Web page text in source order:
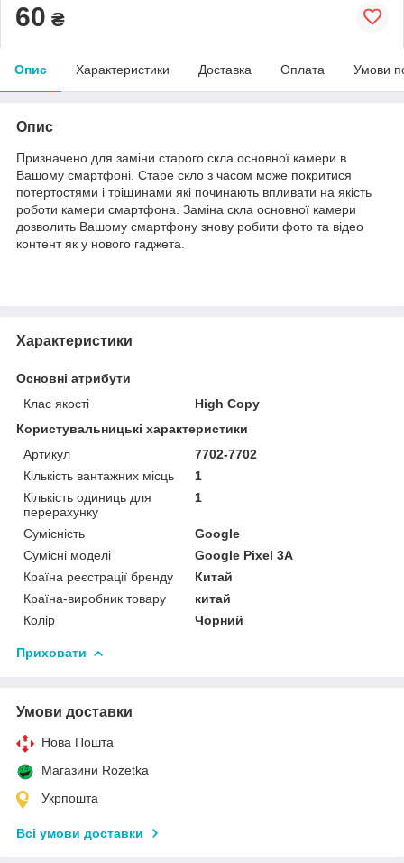
60 ₴
Опис Характеристики Доставка Оплата Умови
Опис
Призначено для заміни старого скла основної камери в
Вашому смартфоні. Старе скло з часом може покритися
потертостями і тріщинами які починають впливати на якість
роботи камери смартфона. Заміна скла основної камери
дозволить Вашому смартфону знову робити фото та відео
контент як у нового гаджета.
Характеристики
Основні атрибути
Клас якості
High Copy
Користувальницькі характеристики
Артикул
7702-7702
Кількість вантажних місць
1
Кількість одиниць для
перерахунку
1
Сумісність
Google
Сумісні моделі
Google Pixel 3A
Країна реєстрації бренду
Китай
Країна-виробник товару
китай
Колір
Чорний
Приховати
Умови доставки
Нова Пошта
Магазини Rozetka
Укрпошта
Всі умови доставки